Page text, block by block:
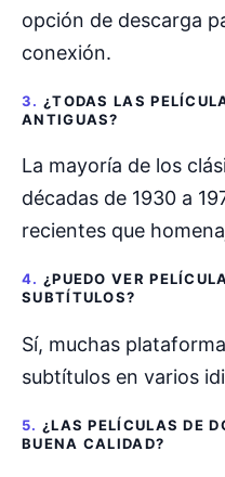
opción de descarga
conexión.
3. ¿TODAS LAS
ANTIGUAS?
La mayoría de los
décadas de 1930 a
recientes que
4. ¿PUEDO VER
SUBTÍTULOS?
Sí, muchas
subtítulos en varios
5. ¿LAS PELÍCULAS DE
BUENA CALIDAD?